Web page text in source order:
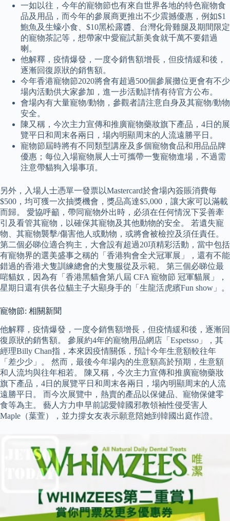
一如以往，今年的寵物節也有來自世界各地的特色寵物食
品及用品，而今年的參展商更推出不少震撼優惠，例如$1
鮑魚及生蠔小食、$10黑松露醬、台灣化骨雞腿及期間限定
的寵物茶記等，想帶家中愛寵試新美食就千萬不要錯過
喇。
他解釋，疫情爆發，一度令銷售額增長，但疫情緩和後，
逐漸回復原狀的銷售額。
今年香港寵物節2020將會有超過500個參展攤位更會有不少
場內活動供大家參加，進一步活動詳情有待官方公布。
會場內有大量寵物/動物，參觀者請注意自身及其寵物/動物
安全。
陳又稱，今次主力宣傳和推廣寵物藥妝旗下產品，4日的展
覽平日和周末各兩日，場內明顯周末的人流遠勝平日。
寵物節屆時將有不同類型講座及多個寵物食品和用品品牌
優惠；每位入場寵物展人士可攜帶一隻寵物進場，不過需
注意帶貓狗入場事項。
另外，入場人士憑單一發票以Mastercard於會場內簽賬消費每
$500，均可獲一次抽獎機會，獎品高達$5,000，讓大家可以滿載
而歸。 愛協呼籲，帶同寵物外出時，必須在任何情況下妥善牽
引及看管其寵物，以確保其寵物及其他動物的安全。 若遺失寵
物、其寵物襲擊/傷害他人或動物，或將會被檢控及須任責任。
第二個必睇位適合狗主，大會設有超過20項精彩活動，當中包括
有寵物界的選美盛事之稱的「香港狗會全犬冠軍展」，還有不能
錯過的香港犬隻訓練總會的犬隻服從及示範。 第三個必睇位最
啱貓奴，因為有「香港黑貓會第八屆 CFA 寵物節 冠軍貓展」，
星期日還有供各位貓主子大顯身手的「生龍活虎繽Fun show」。
寵物節: 相關新聞
他解釋，疫情爆發，一度令銷售額增長，但疫情緩和後，逐漸回
復原狀的銷售額。 參展約4年的寵物用品網店「Espetsso」，其
經理Billy Chan指，本來因疫情關係，預計今年生意額較往年
「差少少」。 然而，最後今年場內的生意額高於預期，生意額
和人流均與往年相若。 陳又稱，今次主力宣傳和推廣寵物藥妝
旗下產品，4日的展覽平日和周末各兩日，場內明顯周末的人流
遠勝平日。 而今次展覽中，熱賣的產品以保健品、寵物保健零
食等為主。 藝人方力申早前認愛韓國邪教領袖性侵受害人
Maple（葉萱），並力撐女友表示願意陪她到韓國出庭作證。